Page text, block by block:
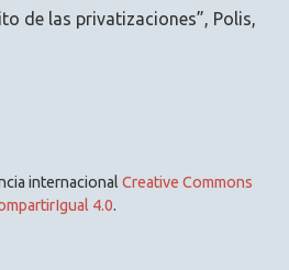
de las privatizaciones”, Polis,
internacional Creative Commons
4.0.